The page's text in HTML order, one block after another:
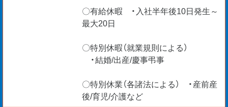
〇有給休暇 ・入社半年後10日発生～
最大20日
〇特別休暇（就業規則による）
・結婚/出産/慶事弔事
〇特別休業（各諸法による） ・産前産
後/育児/介護など